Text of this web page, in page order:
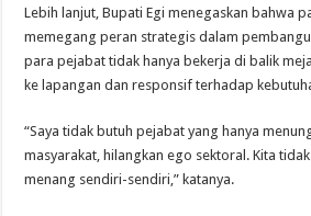
Lebih lanjut, Bupati Egi menegaskan bahwa
memegang peran strategis dalam
para pejabat tidak hanya bekerja di balik
ke lapangan dan responsif terhadap
“Saya tidak butuh pejabat yang hanya
masyarakat, hilangkan ego sektoral. Kita
menang sendiri-sendiri,” katanya.